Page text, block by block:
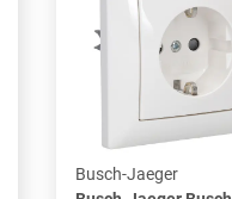
Busch-Jaeger